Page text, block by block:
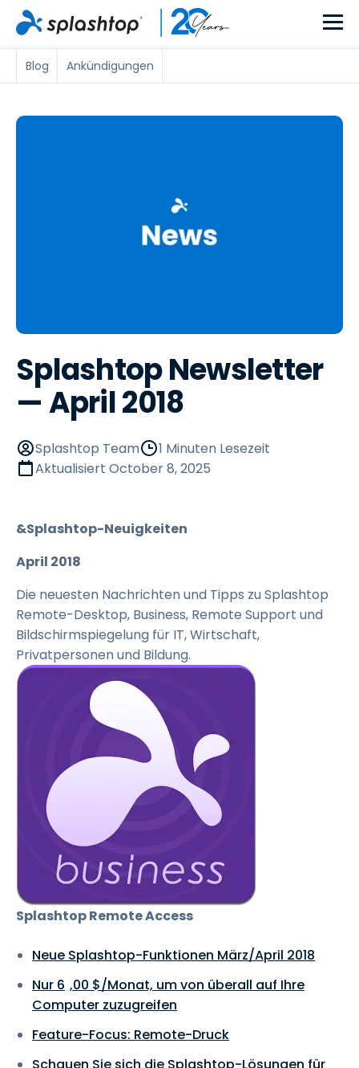
Blog Ankündigungen
Splashtop Newsletter
— April 2018
Splashtop Team
1 Minuten Lesezeit
Aktualisiert October 8, 2025
&Splashtop-Neuigkeiten
April 2018
Die neuesten Nachrichten und Tipps zu Splashtop
Remote-Desktop, Business, Remote Support und
Bildschirmspiegelung für IT, Wirtschaft,
Privatpersonen und Bildung.
Splashtop Remote Access
Neue Splashtop-Funktionen März/April 2018
Nur 6 ,00 $/Monat, um von überall auf Ihre
Computer zuzugreifen
Feature-Focus: Remote-Druck